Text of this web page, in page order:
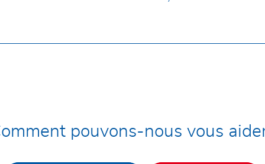
pouvons-nous vous